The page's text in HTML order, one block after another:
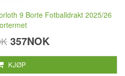
9 Borte Fotballdrakt 2025/26
357NOK
KJØP